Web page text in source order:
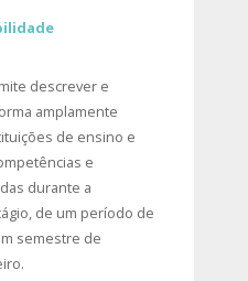
descrever e
amplamente
de ensino e
e
durante a
de um período de
semestre de